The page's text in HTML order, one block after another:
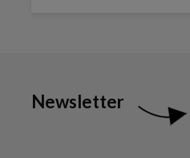
Newsletter